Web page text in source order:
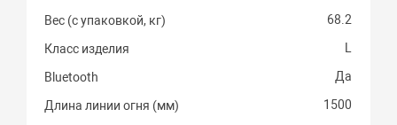
Вес (с упаковкой, кг) 68.2
Класс изделия
Bluetooth Да
Длина линии огня (мм) 1500